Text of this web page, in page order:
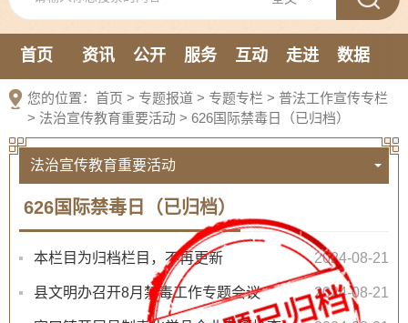
首页 资讯 公开 服务 互动 走进
数据
新媒体
您的位置： 首页 > 专题报道 > 专题专栏 > 普法工作宣传专栏
> 法治宣传教育重要活动 > 626国际禁毒日（已归档）
法治宣传教育重要活动
626国际禁毒日（已归档）
本栏目为归档栏目，不再更新 2024-08-21
县文明办召开8月禁毒工作专题会议 2024-08-21